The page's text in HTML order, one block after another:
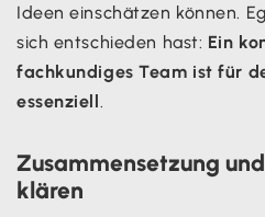
Ideen einschätzen können.
sich entschieden hast: Ein
fachkundiges Team ist für
essenziell.
Zusammensetzung
klären